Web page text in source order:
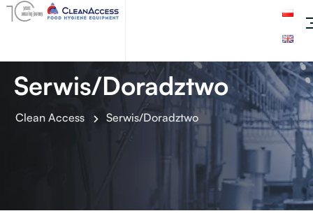
Serwis/Doradztwo
Clean Access Serwis/Doradztwo